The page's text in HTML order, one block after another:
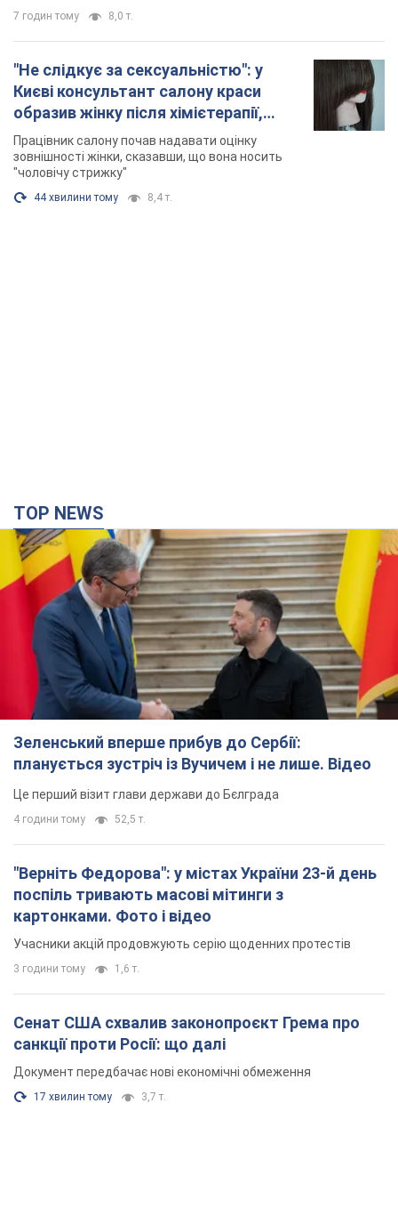
7 годин тому 8,0 т.
"Не слідкує за сексуальністю": у
Києві консультант салону краси
образив жінку після хімієтерапії,
розгорівся скандал. Фото
Працівник салону почав надавати оцінку
зовнішності жінки, сказавши, що вона носить
"чоловічу стрижку"
44 хвилини тому 8,4 т.
TOP NEWS
Зеленський вперше прибув до Сербії:
планується зустріч із Вучичем і не лише. Відео
Це перший візит глави держави до Бєлграда
4 години тому 52,5 т.
"Верніть Федорова": у містах України 23-й день
поспіль тривають масові мітинги з
картонками. Фото і відео
Учасники акцій продовжують серію щоденних протестів
3 години тому 1,6 т.
Сенат США схвалив законопроєкт Грема про
санкції проти Росії: що далі
Документ передбачає нові економічні обмеження
17 хвилин тому 3,7 т.